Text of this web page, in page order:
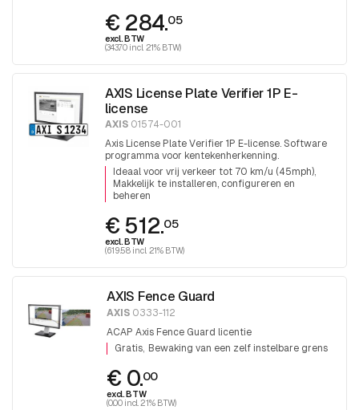
€ 284.05
excl. BTW
(343.70 incl. 21% BTW)
AXIS License Plate Verifier 1P E-
license
AXIS 01574-001
Axis License Plate Verifier 1P E-license. Software
programma voor kentekenherkenning.
Ideaal voor vrij verkeer tot 70 km/u (45mph)
Makkelijk te installeren, configureren en
beheren
€ 512.05
excl. BTW
(619.58 incl. 21% BTW)
AXIS Fence Guard
AXIS 0333-112
ACAP Axis Fence Guard licentie
Gratis Bewaking van een zelf instelbare grens
€ 0.00
excl. BTW
(0.00 incl. 21% BTW)